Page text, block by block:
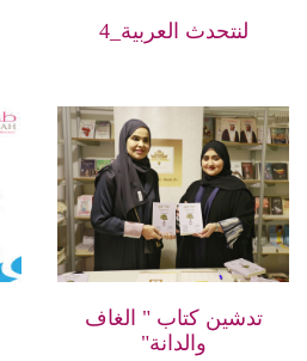
لنتحدث العربية_4
تدشين كتاب " الغاف
والدانة"